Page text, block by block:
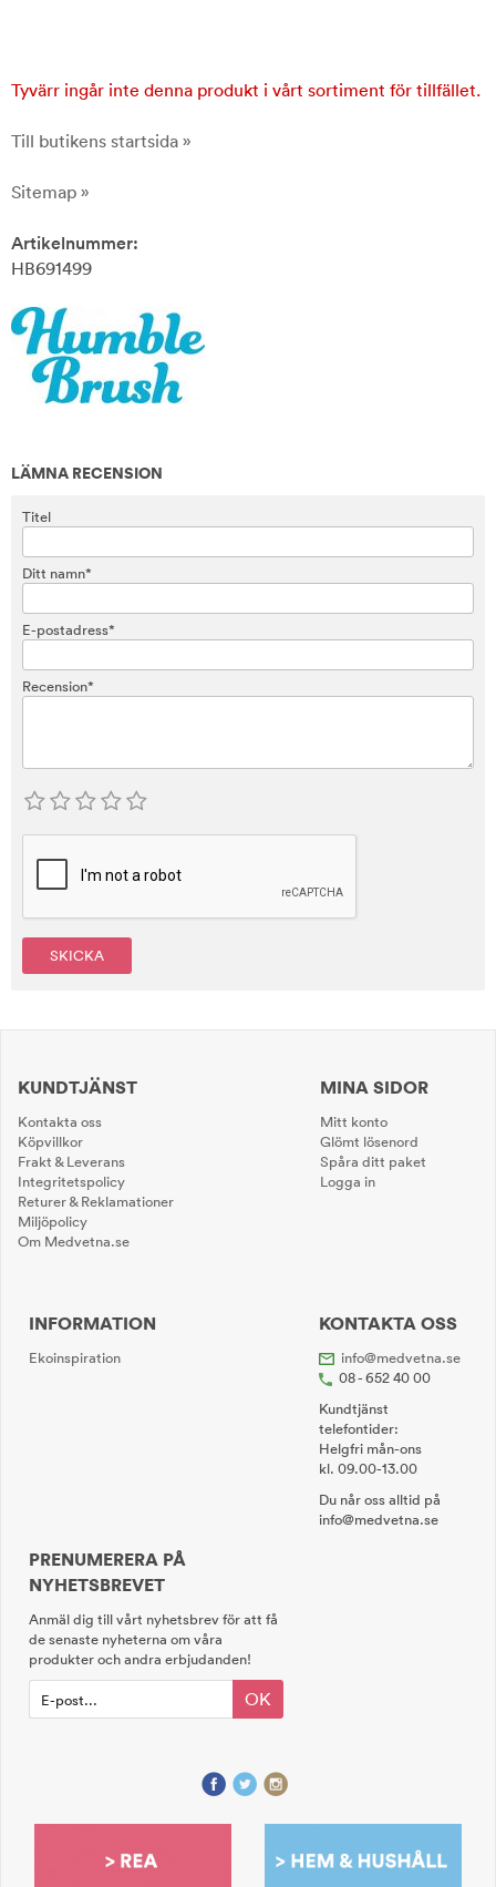
Tyvärr ingår inte denna produkt i vårt sortiment för tillfället.
Till butikens startsida »
Sitemap »
Artikelnummer:
HB691499
LÄMNA RECENSION
Titel
Ditt namn*
E-postadress*
Recension*
SKICKA
KUNDTJÄNST
Kontakta oss
Köpvillkor
Frakt & Leverans
Integritetspolicy
Returer & Reklamationer
Miljöpolicy
Om Medvetna.se
MINA SIDOR
Mitt konto
Glömt lösenord
Spåra ditt paket
Logga in
INFORMATION
Ekoinspiration
KONTAKTA OSS
info@medvetna.se
08 - 652 40 00
Kundtjänst
telefontider:
Helgfri mån-ons
kl. 09.00-13.00
Du når oss alltid på
info@medvetna.se
PRENUMERERA PÅ
NYHETSBREVET
Anmäl dig till vårt nyhetsbrev för att få
de senaste nyheterna om våra
produkter och andra erbjudanden!
OK